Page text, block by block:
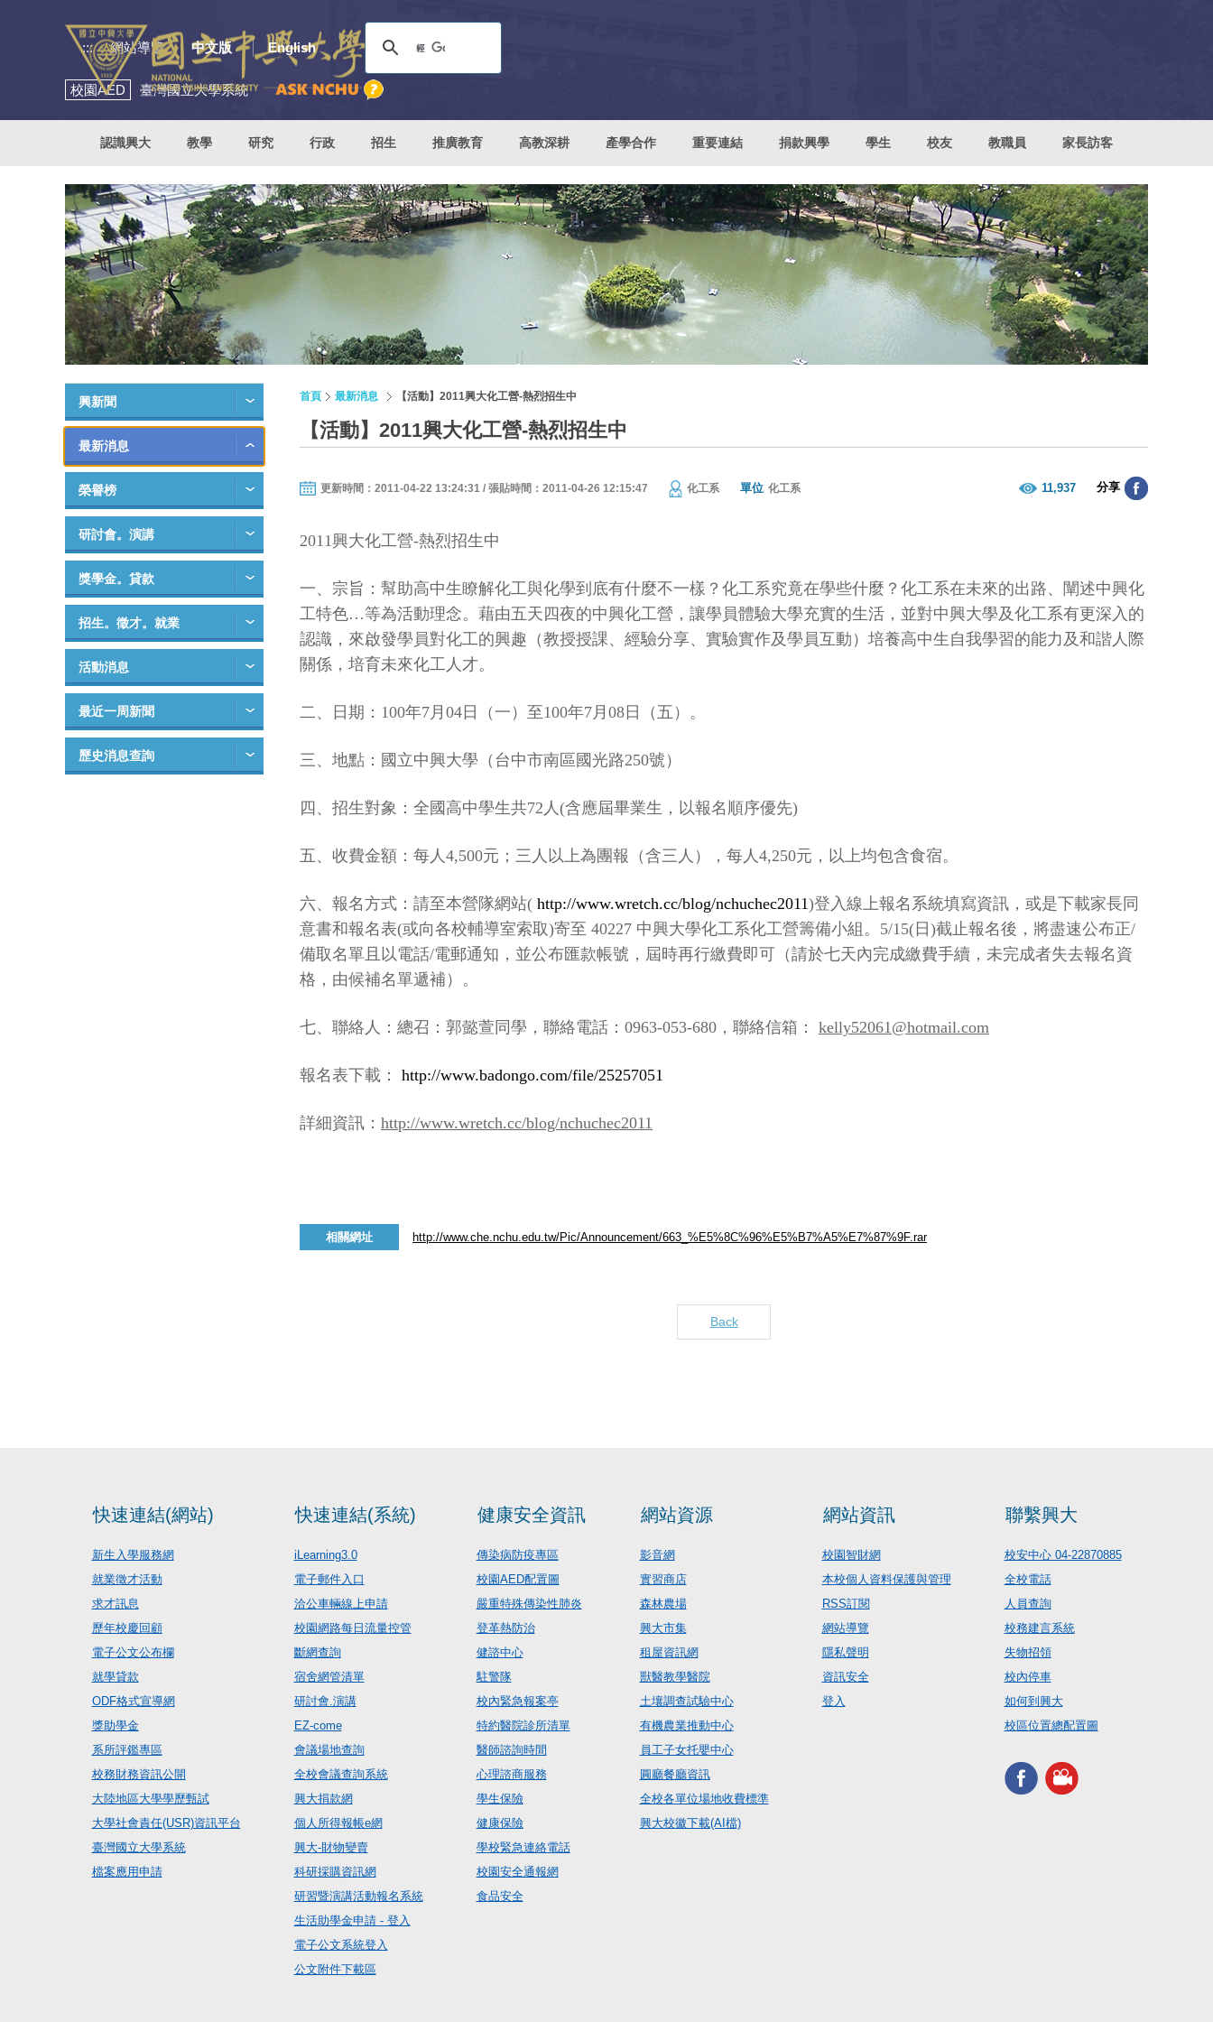
::: 網站導覽 中文版 English
校園AED 臺灣國立大學系統
認識興大 教學 研究 行政 招生 推廣教育 高教深耕 產學合作 重要連結 捐款興學 學生 校友 教職員 家長訪客
興新聞
最新消息
榮譽榜
研討會。演講
獎學金。貸款
招生。徵才。就業
活動消息
最近一周新聞
歷史消息查詢
首頁 最新消息 【活動】2011興大化工營-熱烈招生中
【活動】2011興大化工營-熱烈招生中
更新時間：2011-04-22 13:24:31 / 張貼時間：2011-04-26 12:15:47 化工系 單位 化工系 11,937 分享
2011興大化工營-熱烈招生中
一、宗旨：幫助高中生瞭解化工與化學到底有什麼不一樣？化工系究竟在學些什麼？化工系在未來的出路、闡述中興化
工特色…等為活動理念。藉由五天四夜的中興化工營，讓學員體驗大學充實的生活，並對中興大學及化工系有更深入的
認識，來啟發學員對化工的興趣（教授授課、經驗分享、實驗實作及學員互動）培養高中生自我學習的能力及和諧人際
關係，培育未來化工人才。
二、日期： 100年7月 04 日（一）至100年7月 08 日（五）。
三、地點：國立中興大學（台中市南區國光路250號）
四、招生對象：全國高中學生共72 人(含應屆畢業生，以報名順序優先)
五、收費金額：每人4,500元；三人以上為團報（含三人），每人4,250元，以上均包含食宿。
六、報名方式：請至本營隊網站( http://www.wretch.cc/blog/nchuchec2011)登入線上報名系統填寫資訊，或是下載家長同
意書和報名表(或向各校輔導室索取)寄至 40227 中興大學化工系化工營籌備小組。 5/15( 日 )截止報名後，將盡速公布正/
備取名單且以電話/電郵通知，並公布匯款帳號，屆時再行繳費即可（請於七天內完成繳費手續，未完成者失去報名資
格，由候補名單遞補）。
七、聯絡人：總召：郭懿萱同學，聯絡電話： 0963-053-680 ，聯絡信箱： kelly52061@hotmail.com
報名表下載： http://www.badongo.com/file/25257051
詳細資訊： http://www.wretch.cc/blog/nchuchec2011
相關網址 http://www.che.nchu.edu.tw/Pic/Announcement/663_%E5%8C%96%E5%B7%A5%E7%87%9F.rar
Back
快速連結(網站)
新生入學服務網
就業徵才活動
求才訊息
歷年校慶回顧
電子公文公布欄
就學貸款
ODF格式宣導網
獎助學金
系所評鑑專區
校務財務資訊公開
大陸地區大學學歷甄試
大學社會責任(USR)資訊平台
臺灣國立大學系統
檔案應用申請
快速連結(系統)
iLearning3.0
電子郵件入口
洽公車輛線上申請
校園網路每日流量控管
斷網查詢
宿舍網管清單
研討會.演講
EZ-come
會議場地查詢
全校會議查詢系統
興大捐款網
個人所得報帳e網
興大-財物變賣
科研採購資訊網
研習暨演講活動報名系統
生活助學金申請 - 登入
電子公文系統登入
公文附件下載區
健康安全資訊
傳染病防疫專區
校園AED配置圖
嚴重特殊傳染性肺炎
登革熱防治
健諮中心
駐警隊
校內緊急報案亭
特約醫院診所清單
醫師諮詢時間
心理諮商服務
學生保險
健康保險
學校緊急連絡電話
校園安全通報網
食品安全
網站資源
影音網
實習商店
森林農場
興大市集
租屋資訊網
獸醫教學醫院
土壤調查試驗中心
有機農業推動中心
員工子女托嬰中心
圓廳餐廳資訊
全校各單位場地收費標準
興大校徽下載(AI檔)
網站資訊
校園智財網
本校個人資料保護與管理
RSS訂閱
網站導覽
隱私聲明
資訊安全
登入
聯繫興大
校安中心 04-22870885
全校電話
人員查詢
校務建言系統
失物招領
校內停車
如何到興大
校區位置總配置圖